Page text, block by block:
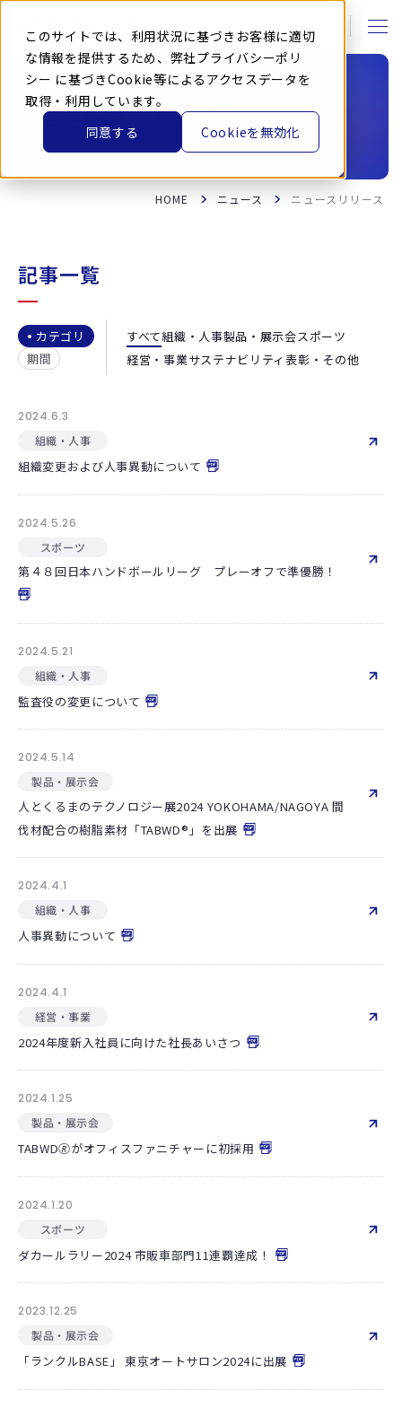
このサイトでは、利用状況に基づきお客様に適切
な情報を提供するため、弊社プライバシーポリ
シー に基づきCookie等によるアクセスデータを
取得・利用しています。
同意する
Cookieを無効化
本
ニュースリリース
HOME ニュース ニュースリリース
記事一覧
カテゴリ
期間
すべて組織・人事製品・展示会スポーツ
経営・事業サステナビリティ表彰・その他
2024.6.3
組織・人事
組織変更および人事異動について
2024.5.26
スポーツ
第４８回日本ハンドボールリーグ プレーオフで準優勝！
2024.5.21
組織・人事
監査役の変更について
2024.5.14
製品・展示会
人とくるまのテクノロジー展2024 YOKOHAMA/NAGOYA 間
伐材配合の樹脂素材「TABWD®」を出展
2024.4.1
組織・人事
人事異動について
2024.4.1
経営・事業
2024年度新入社員に向けた社長あいさつ
2024.1.25
製品・展示会
TABWD🄬がオフィスファニチャーに初採用
2024.1.20
スポーツ
ダカールラリー2024 市販車部門11連覇達成！
2023.12.25
製品・展示会
「ランクルBASE」 東京オートサロン2024に出展